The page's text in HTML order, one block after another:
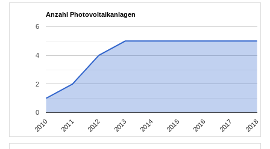
Anzahl Photovoltaikanlagen
2010 2011 2012 2013 2014 2015 2016 2017 2018
0
2
4
6